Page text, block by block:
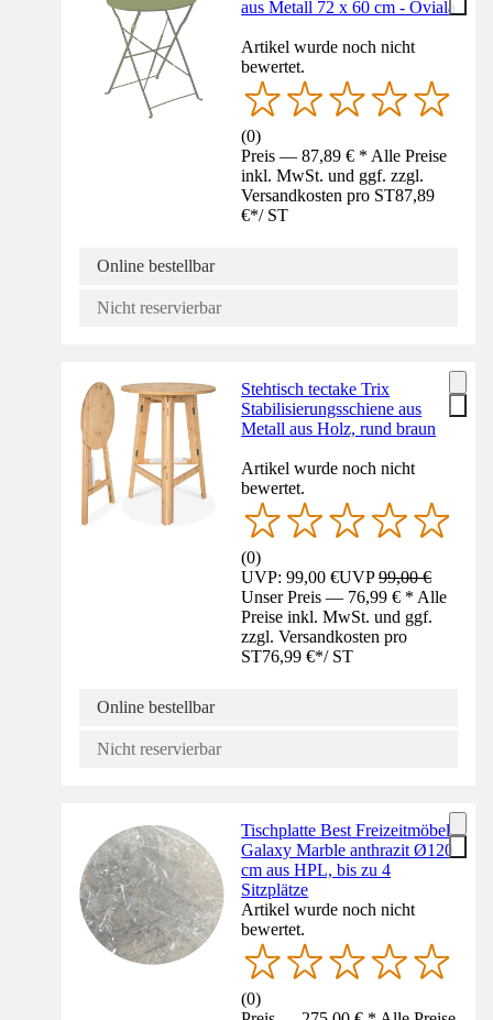
aus Metall 72 x 60 cm - Oviala
Artikel wurde noch nicht
bewertet.
(0)
Preis — 87,89 € * Alle Preise
inkl. MwSt. und ggf. zzgl.
Versandkosten pro ST87,89
€*/ ST
Online bestellbar
Nicht reservierbar
Stehtisch tectake Trix
Stabilisierungsschiene aus
Metall aus Holz, rund braun
Artikel wurde noch nicht
bewertet.
(0)
UVP: 99,00 €UVP99,00 €
Unser Preis — 76,99 € * Alle
Preise inkl. MwSt. und ggf.
zzgl. Versandkosten pro
ST76,99 €*/ ST
Online bestellbar
Nicht reservierbar
Tischplatte Best Freizeitmöbel
Galaxy Marble anthrazit Ø120
cm aus HPL, bis zu 4
Sitzplätze
Artikel wurde noch nicht
bewertet.
(0)